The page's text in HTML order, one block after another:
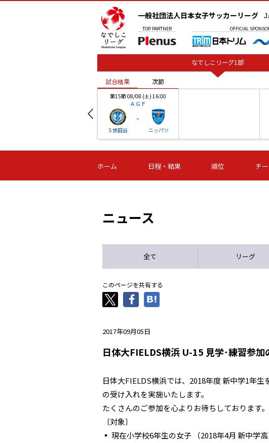
一般社団法人日本女子サッカーリーグ
TOP PARTNER OFFICIAL
なでしこリーグ1部
試合結果 次節
第15節 08/08 (土) 16:00
ＡＧＦ
Ｓ世田谷
-
ニッパツ
-
第16節 09/05 (土) 15:00
ニッパツ
-
第16節 09/05 (土) 15:00
石人の星
-
試合結果 次節
ホーム 日程・結果 順位 チ
ニュース
全て リーグ
このページを共有する
2017年09月05日
日体大FIELDS横浜 U-15 見学･練習参
日体大FIELDS横浜では、2018年度 新中学1年
の受け入れを実施いたします。
たくさんのご参加を心よりお待ちしております。
〔対象〕
▪ 現在小学校6年生の女子 （2018年4月 新中学高